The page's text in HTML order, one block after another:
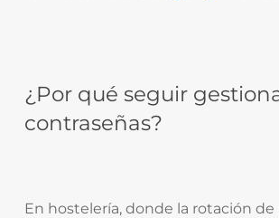
¿Por qué seguir
contraseñas?
En hostelería, donde la rotación de